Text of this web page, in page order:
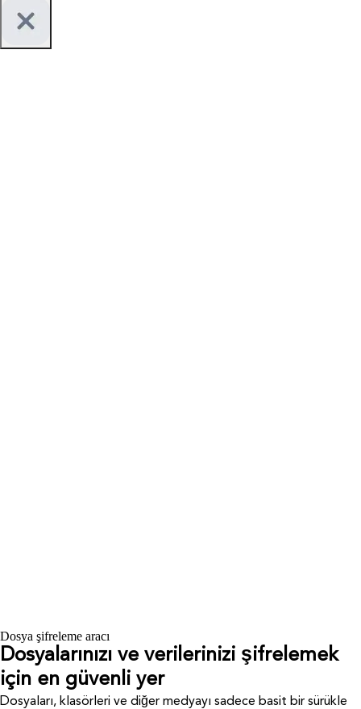
Dosya şifreleme aracı
Dosyalarınızı ve verilerinizi şifrelemek
için en güvenli yer
Dosyaları, klasörleri ve diğer medyayı sadece basit bir sürükle